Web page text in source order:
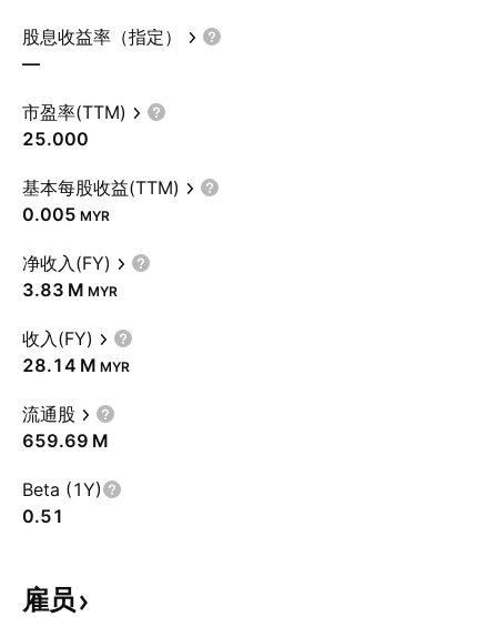
股息收益率（指定）
—
市盈率(TTM)
25.000
基本每股收益(TTM)
0.005 MYR
净收入(FY)
‪3.83 M‬ MYR
收入(FY)
‪28.14 M‬ MYR
流通股
‪659.69 M‬
Beta (1Y)
0.51
雇员